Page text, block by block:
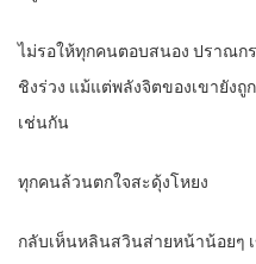
ไม่รอให้ทุกคนตอบสนอง ปราณก
ชิงร่วง แม้แต่พลังจิตของเขายัง
เช่นกัน
ทุกคนล้วนตกใจสะดุ้งโหยง
กลับเห็นหลินสวินส่ายหน้าน้อยๆ